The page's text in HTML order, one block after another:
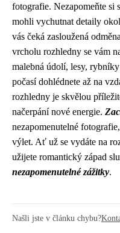
fotografie. Nezapomeňte si
mohli vychutnat detaily
vás čeká zasloužená
vrcholu rozhledny se vám
malebná údolí, lesy, rybníky
počasí dohlédnete až na
rozhledny je skvělou
načerpání nové energie.
nezapomenutelné
výlet. Ať už se vydáte na
užijete romantický západ
nezapomenutelné zážitky.
Našli jste v článku chybu?